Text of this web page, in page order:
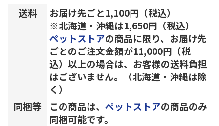
送料
お届け先ごと1,100円（税込）
※北海道・沖縄は1,650円（税込）
ペットストアの商品に限り、お届け先
ごとのご注文金額が11,000円（税
込）以上の場合は、お客様の送料負担
はございません。（北海道・沖縄は除
く）
同梱等
この商品は、 ペットストアの商品のみ
同梱可能です。